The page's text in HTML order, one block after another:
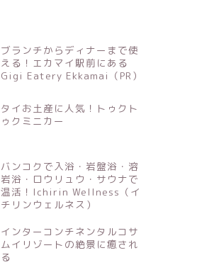
ブランチからディナーまで使
える！エカマイ駅前にある
Gigi Eatery Ekkamai（PR）
タイお土産に人気！トゥクト
ゥクミニカー
バンコクで入浴・岩盤浴・溶
岩浴・ロウリュウ・サウナで
温活！Ichirin Wellness（イ
チリンウェルネス）
インターコンチネンタルコサ
ムイリゾートの絶景に癒され
る